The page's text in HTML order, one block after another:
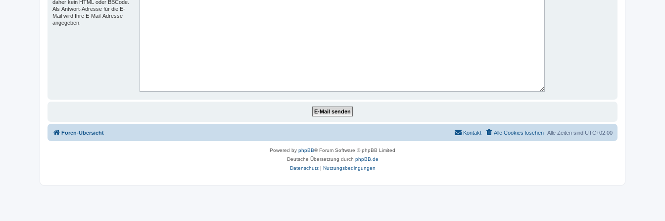
daher kein HTML oder BBCode.
Als Antwort-Adresse für die E-
Mail wird Ihre E-Mail-Adresse
angegeben.
Foren-Übersicht Alle Zeiten sind UTC+02:00
Alle Cookies löschen
Kontakt
Powered by phpBB® Forum Software © phpBB Limited
Deutsche Übersetzung durch phpBB.de
Datenschutz| Nutzungsbedingungen